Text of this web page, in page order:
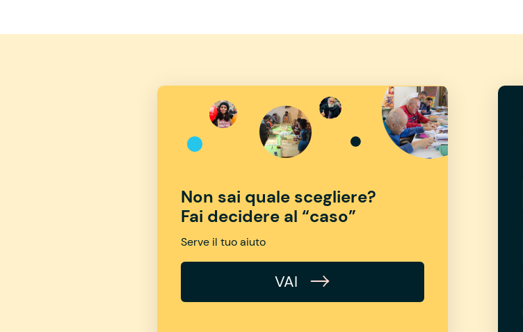
Non sai quale scegliere?
Fai decidere al “caso”
Serve il tuo aiuto
VAI